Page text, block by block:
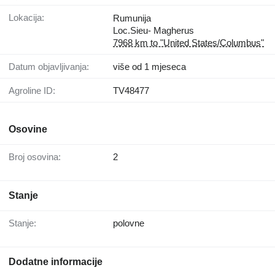
Lokacija:
Rumunija
Loc.Sieu- Magherus
7968 km to "United States/Columbus"
Datum objavljivanja: više od 1 mjeseca
Agroline ID: TV48477
Osovine
Broj osovina: 2
Stanje
Stanje: polovne
Dodatne informacije